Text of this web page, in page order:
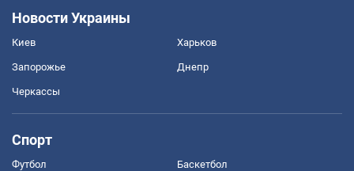
Новости Украины
Киев Харьков
Запорожье Днепр
Черкассы
Спорт
Футбол Баскетбол